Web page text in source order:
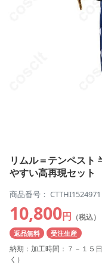
リムル＝テンペスト
やすい高再現セット
商品番号： CTTHI1524971
10,800円 （税込）
返品無料 受注生産
納期：加工時間：７－１５
く）